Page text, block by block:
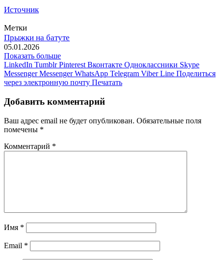
Источник
Метки
Прыжки на батуте
05.01.2026
Показать больше
LinkedIn Tumblr Pinterest Вконтакте Одноклассники Skype
Messenger Messenger WhatsApp Telegram Viber Line Поделиться
через электронную почту Печатать
Добавить комментарий
Ваш адрес email не будет опубликован. Обязательные поля
помечены *
Комментарий *
Имя *
Email *